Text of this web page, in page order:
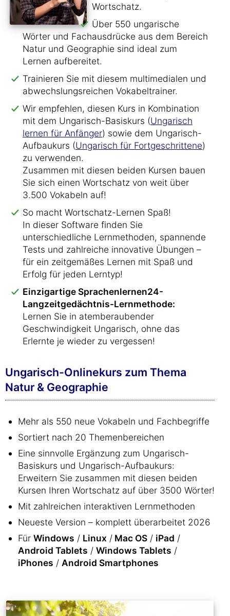
Wortschatz.
Über 550 ungarische
Wörter und Fachausdrücke aus dem Bereich
Natur und Geographie sind ideal zum
Lernen aufbereitet.
Trainieren Sie mit diesem multimedialen und
abwechslungsreichen Vokabeltrainer.
Wir empfehlen, diesen Kurs in Kombination
mit dem Ungarisch-Basiskurs (Ungarisch
lernen für Anfänger) sowie dem Ungarisch-
Aufbaukurs (Ungarisch für Fortgeschrittene)
zu verwenden.
Zusammen mit diesen beiden Kursen bauen
Sie sich einen Wortschatz von weit über
3.500 Vokabeln auf!
So macht Wortschatz-Lernen Spaß!
In dieser Software finden Sie
unterschiedliche Lernmethoden, spannende
Tests und zahlreiche innovative Übungen –
für ein zeitgemäßes Lernen mit Spaß und
Erfolg für jeden Lerntyp!
Einzigartige Sprachenlernen24-
Langzeitgedächtnis-Lernmethode:
Lernen Sie in atemberaubender
Geschwindigkeit Ungarisch, ohne das
Erlernte je wieder zu vergessen!
Ungarisch-Onlinekurs zum Thema
Natur & Geographie
Mehr als 550 neue Vokabeln und Fachbegriffe
Sortiert nach 20 Themenbereichen
Eine sinnvolle Ergänzung zum Ungarisch-
Basiskurs und Ungarisch-Aufbaukurs:
Erweitern Sie zusammen mit diesen beiden
Kursen Ihren Wortschatz auf über 3500 Wörter!
Mit zahlreichen interaktiven Lernmethoden
Neueste Version – komplett überarbeitet 2026
Für Windows / Linux / Mac OS / iPad /
Android Tablets / Windows Tablets /
iPhones / Android Smartphones